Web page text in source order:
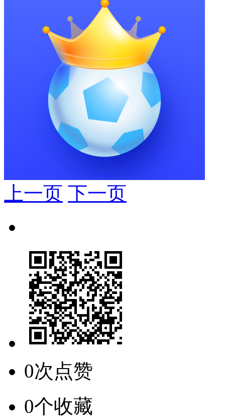
上一页 下一页
0次点赞
0个收藏